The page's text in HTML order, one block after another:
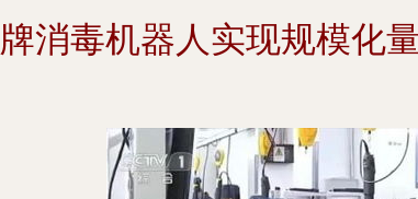
消毒机器人实现规模化